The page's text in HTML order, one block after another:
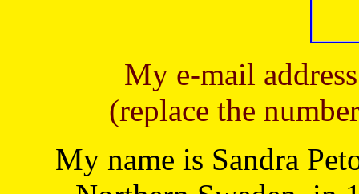
My e-mail
(replace the
My name is Sandra